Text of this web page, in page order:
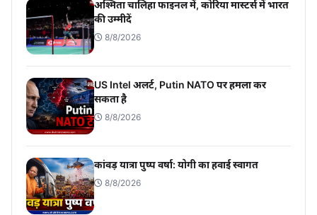
अश्मिता चालिहा फाइनल में, कोरिया मास्टर्स में भारत
की उम्मीदें
8/8/2026
US Intel अलर्ट, Putin NATO पर हमला कर
सकता है
8/8/2026
कांवड़ यात्रा पुष्प वर्षा: योगी का हवाई स्वागत
8/8/2026